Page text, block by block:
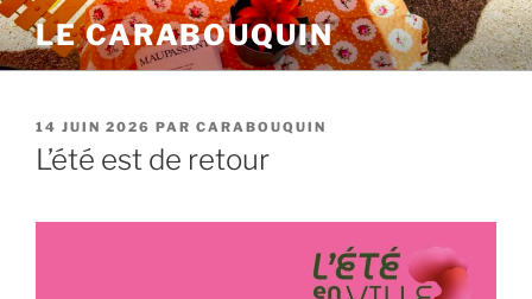
Aller
au
contenu
LE CARABOUQUIN
PUBLIÉ
LE
14 JUIN 2026 PAR CARABOUQUIN
L’été est de retour